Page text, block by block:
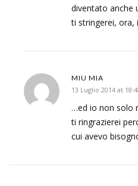
diventato anche
ti stringerei, ora,
MIU MIA
13 Luglio 2014 at
…ed io non solo
ti ringrazierei
cui avevo